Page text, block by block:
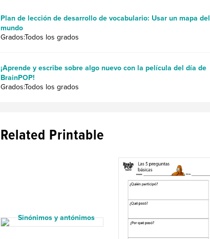
Plan de lección de desarrollo de vocabulario: Usar un mapa del
mundo
Grados:Todos los grados
¡Aprende y escribe sobre algo nuevo con la película del día de
BrainPOP!
Grados:Todos los grados
Related Printable